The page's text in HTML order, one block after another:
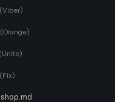
(Viber)
(Orange)
(Unite)
(Fix)